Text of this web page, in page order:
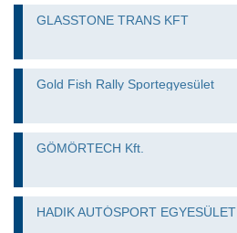
GLASSTONE TRANS KFT
Gold Fish Rally Sportegyesület
GÖMÖRTECH Kft.
HADIK AUTÓSPORT EGYESÜLET